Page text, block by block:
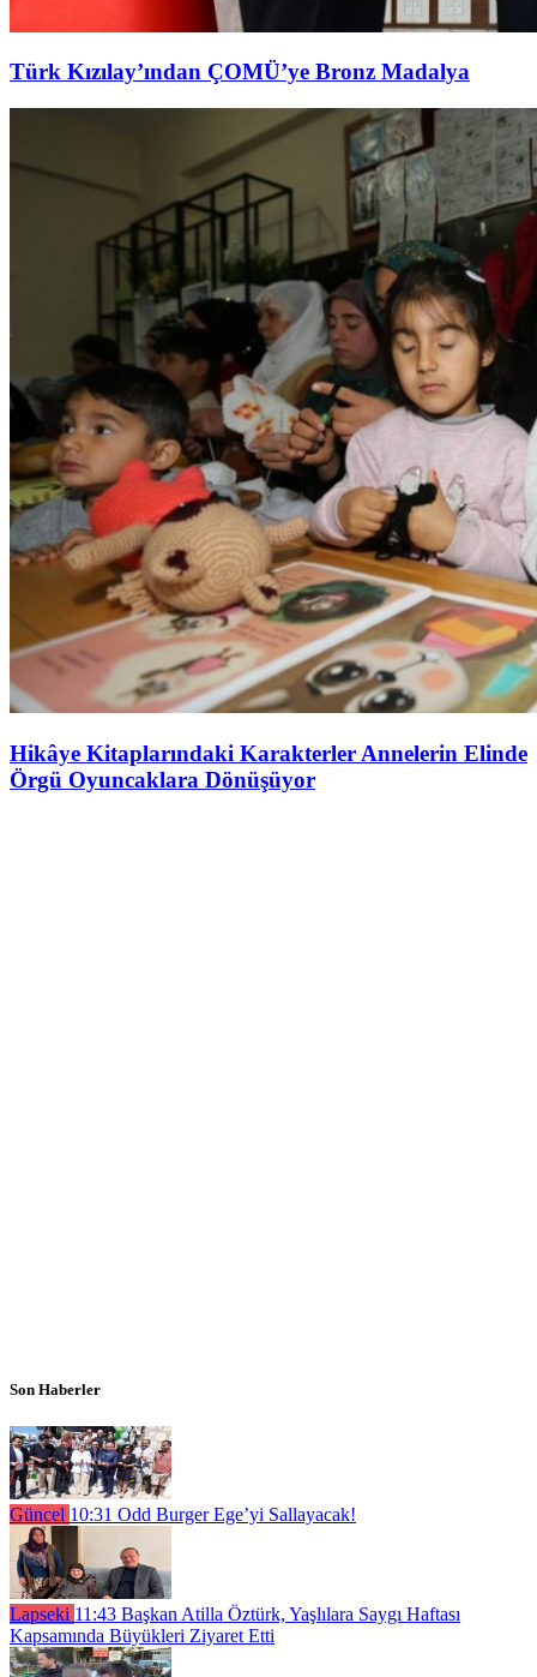
Türk Kızılay’ından ÇOMÜ’ye Bronz Madalya
Hikâye Kitaplarındaki Karakterler Annelerin Elinde
Örgü Oyuncaklara Dönüşüyor
Son Haberler
Güncel 10:31 Odd Burger Ege’yi Sallayacak!
Lapseki 11:43 Başkan Atilla Öztürk, Yaşlılara Saygı Haftası
Kapsamında Büyükleri Ziyaret Etti